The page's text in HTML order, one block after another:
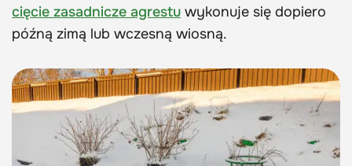
cięcie zasadnicze agrestu wykonuje się dopiero
późną zimą lub wczesną wiosną.